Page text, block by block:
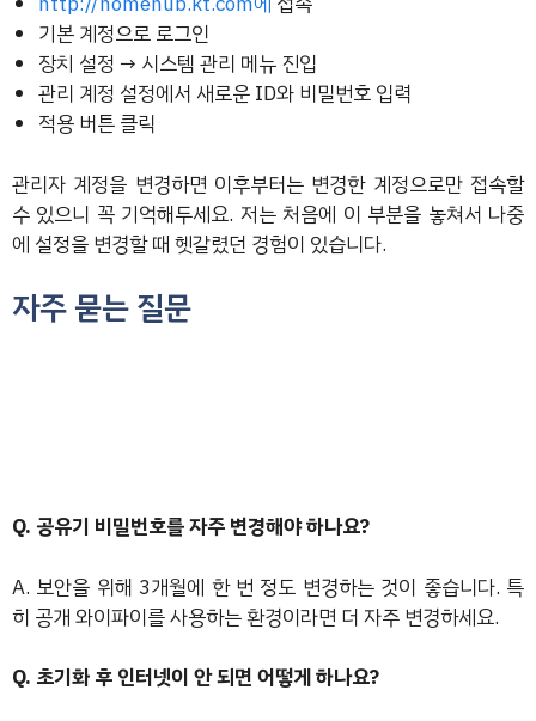
기본 계정으로 로그인
장치 설정 → 시스템 관리 메뉴 진입
관리 계정 설정에서 새로운 ID와 비밀번호 입력
적용 버튼 클릭
관리자 계정을 변경하면 이후부터는 변경한 계정으로만 접속할
수 있으니 꼭 기억해두세요. 저는 처음에 이 부분을 놓쳐서 나중
에 설정을 변경할 때 헷갈렸던 경험이 있습니다.
자주 묻는 질문
Q. 공유기 비밀번호를 자주 변경해야 하나요?
A. 보안을 위해 3개월에 한 번 정도 변경하는 것이 좋습니다. 특
히 공개 와이파이를 사용하는 환경이라면 더 자주 변경하세요.
Q. 초기화 후 인터넷이 안 되면 어떻게 하나요?